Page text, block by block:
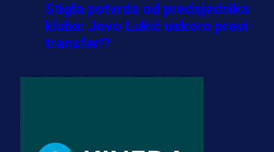
Stigla potvrda od predsjednika
kluba: Jovo Lukić uskoro pravi
transfer!?
dres BiH!